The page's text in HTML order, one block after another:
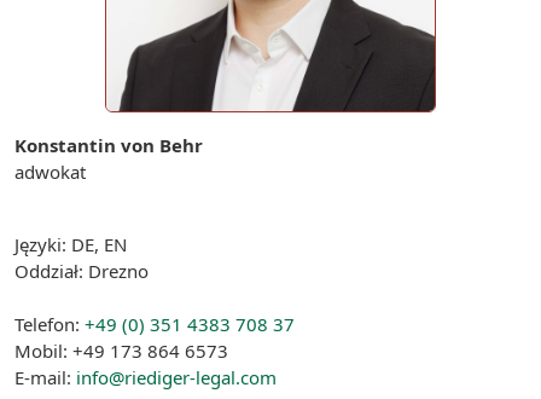
Konstantin von Behr
adwokat
Języki: DE, EN
Oddział: Drezno
Telefon: +49 (0) 351 4383 708 37
Mobil: +49 173 864 6573
E-mail: info@riediger-legal.com